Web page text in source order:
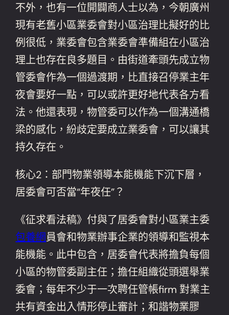
不外，也有一位開闢商人士以為，今朝廣州
現有老舊小區業委會對小區治理比擬好的比
例很低，業委會包含業委會準備組在小區治
理上也存在良多題目。由街道牽頭先成立物
管委會作為一個過渡期，比直接召停業主年
夜會要好一點，可以或許更好地代表各方看
法。他還表現，物管委可以作為一個溝通橋
梁的感化，紛歧定要成立業委會，可以讓其
持久存在。
核心2：部門物業領導本能機能下沉下層，
居委會可否當“年夜任”？
《征求看法稿》付與了居委會對小區業主委
包養網員會和物業辦事企業的領導和監視本
能機能。此中包含，居委會代表將擔負每個
小區的物管委副主任；擔任組織從頭選舉業
委會；每年不少于一次聘任管帳firm 對業主
共有資金出入情形停止審計；和諧物業膠